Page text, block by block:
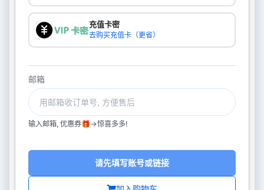
充值卡密
去购买充值卡（更省）
邮箱
输入邮箱, 优惠券🎁->惊喜多多!
请先填写账号或链接